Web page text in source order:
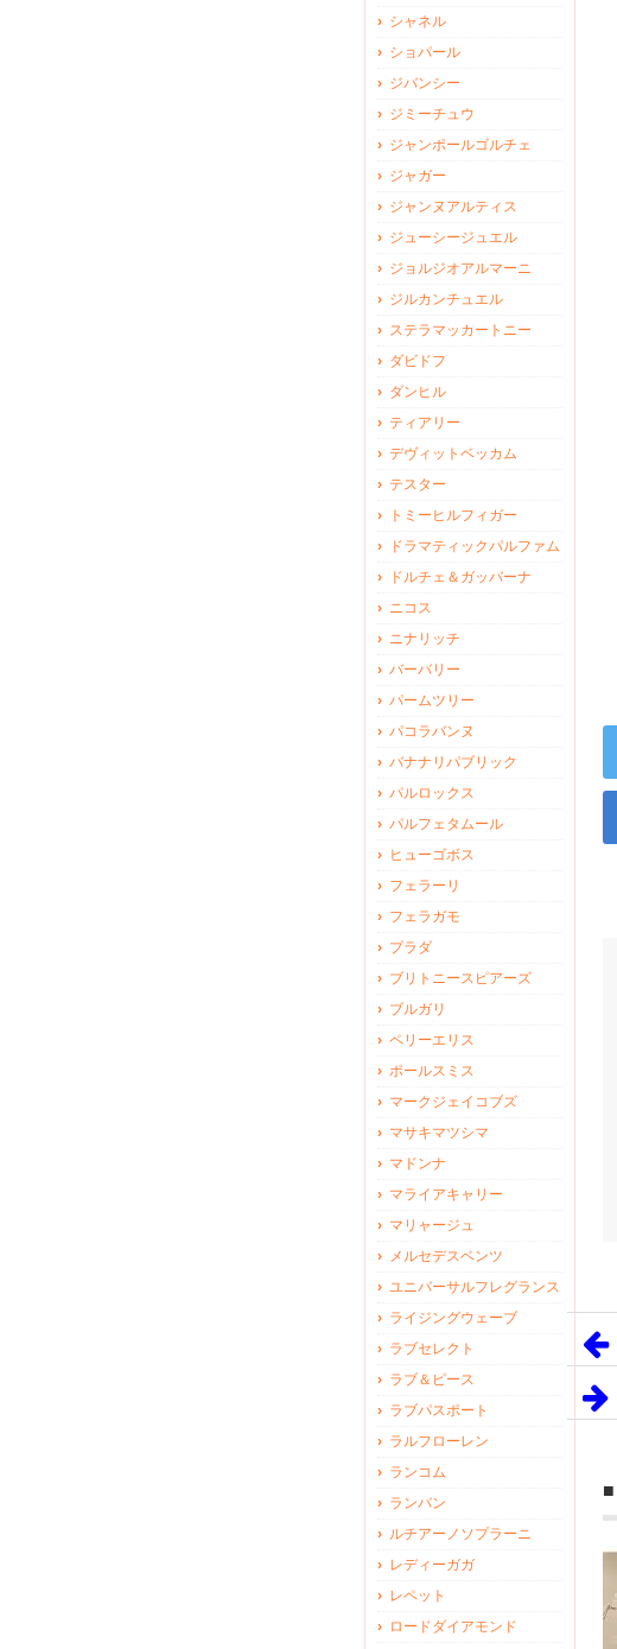
シャネル
ショパール
ジバンシー
ジミーチュウ
ジャンポールゴルチェ
ジャガー
ジャンヌアルティス
ジューシージュエル
ジョルジオアルマーニ
ジルカンチュエル
ステラマッカートニー
ダビドフ
ダンヒル
ティアリー
デヴィットベッカム
テスター
トミーヒルフィガー
ドラマティックパルファム
ドルチェ＆ガッバーナ
ニコス
ニナリッチ
バーバリー
パームツリー
パコラバンヌ
バナナリパブリック
パルロックス
パルフェタムール
ヒューゴボス
フェラーリ
フェラガモ
プラダ
ブリトニースピアーズ
ブルガリ
ペリーエリス
ポールスミス
マークジェイコブズ
マサキマツシマ
マドンナ
マライアキャリー
マリャージュ
メルセデスベンツ
ユニバーサルフレグランス
ライジングウェーブ
ラブセレクト
ラブ＆ピース
ラブパスポート
ラルフローレン
ランコム
ランバン
ルチアーノソプラーニ
レディーガガ
レペット
ロードダイアモンド